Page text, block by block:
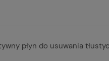
płyn do usuwania